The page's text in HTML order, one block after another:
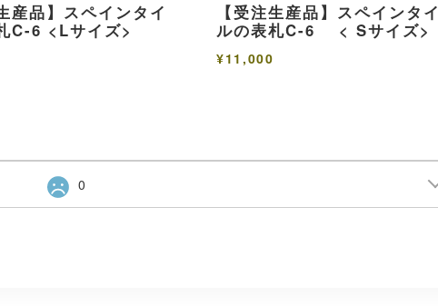
産品】スペインタイ
C-6 <Lサイズ>
【受注生産品】スペインタイ
ルの表札C-6 < Sサイズ>
¥11,000
0